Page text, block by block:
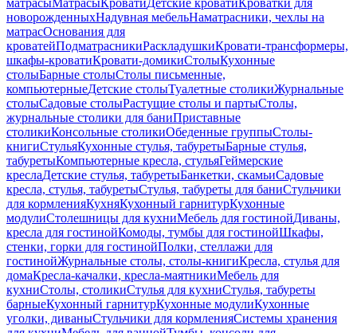
матрасыМатрасыКроватиДетские кроватиКроватки для
новорожденныхНадувная мебельНаматрасники, чехлы на
матрасОснования для
кроватейПодматрасникиРаскладушкиКровати-трансформеры,
шкафы-кроватиКровати-домикиСтолыКухонные
столыБарные столыСтолы письменные,
компьютерныеДетские столыТуалетные столикиЖурнальные
столыСадовые столыРастущие столы и партыСтолы,
журнальные столики для баниПриставные
столикиКонсольные столикиОбеденные группыСтолы-
книгиСтульяКухонные стулья, табуретыБарные стулья,
табуретыКомпьютерные кресла, стульяГеймерские
креслаДетские стулья, табуретыБанкетки, скамьиСадовые
кресла, стулья, табуретыСтулья, табуреты для баниСтульчики
для кормленияКухняКухонный гарнитурКухонные
модулиСтолешницы для кухниМебель для гостинойДиваны,
кресла для гостинойКомоды, тумбы для гостинойШкафы,
стенки, горки для гостинойПолки, стеллажи для
гостинойЖурнальные столы, столы-книгиКресла, стулья для
домаКресла-качалки, кресла-маятникиМебель для
кухниСтолы, столикиСтулья для кухниСтулья, табуреты
барныеКухонный гарнитурКухонные модулиКухонные
уголки, диваныСтульчики для кормленияСистемы хранения